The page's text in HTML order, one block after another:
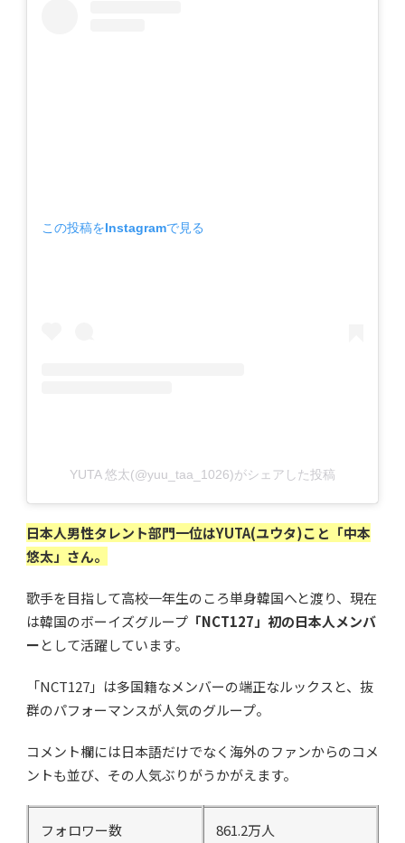
この投稿をInstagramで見る
YUTA 悠太(@yuu_taa_1026)がシェアした投稿
日本人男性タレント部門一位はYUTA(ユウタ)こと「中本
悠太」さん。
歌手を目指して高校一年生のころ単身韓国へと渡り、現在
は韓国のボーイズグループ 「NCT127」初の日本人メンバ
ーとして活躍しています。
「NCT127」は多国籍なメンバーの端正なルックスと、抜
群のパフォーマンスが人気のグループ。
コメント欄には日本語だけでなく海外のファンからのコメ
ントも並び、その人気ぶりがうかがえます。
フォロワー数 861.2万人